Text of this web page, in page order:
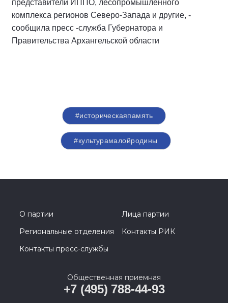
представители ИППО, лесопромышленного
комплекса регионов Северо-Запада и другие, -
сообщила пресс -служба Губернатора и
Правительства Архангельской области
#историческаяпамять
#культурамалойродины
О партии
Лица партии
Региональные отделения
Контакты РИК
Контакты пресс-службы
Общественная приемная
+7 (495) 788-44-93